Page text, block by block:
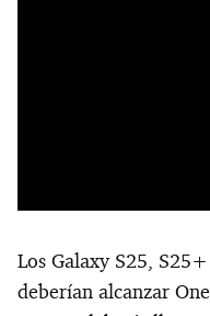
Los Galaxy S25,
deberían alcanzar